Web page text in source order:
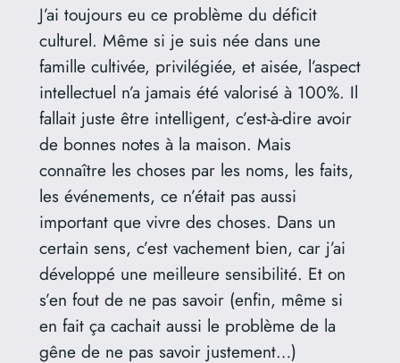
J’ai toujours eu ce problème du déficit
culturel. Même si je suis née dans une
famille cultivée, privilégiée, et aisée, l’aspect
intellectuel n’a jamais été valorisé à 100%. Il
fallait juste être intelligent, c’est-à-dire avoir
de bonnes notes à la maison. Mais
connaître les choses par les noms, les faits,
les événements, ce n’était pas aussi
important que vivre des choses. Dans un
certain sens, c’est vachement bien, car j’ai
développé une meilleure sensibilité. Et on
s’en fout de ne pas savoir (enfin, même si
en fait ça cachait aussi le problème de la
gêne de ne pas savoir justement…)